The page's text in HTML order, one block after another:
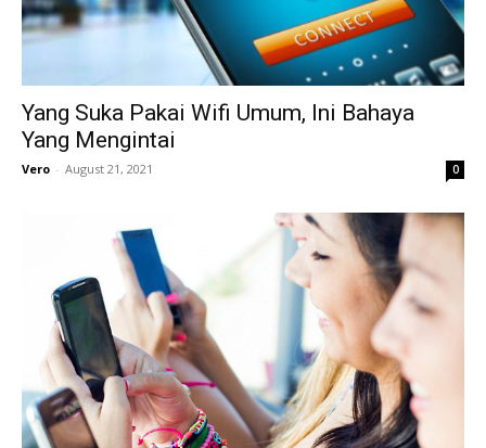
Yang Suka Pakai Wifi Umum, Ini Bahaya
Yang Mengintai
Vero - August 21, 2021 0